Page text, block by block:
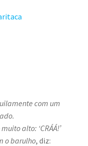
com um
alto: ‘CRÁÁ!’
o barulho, diz: